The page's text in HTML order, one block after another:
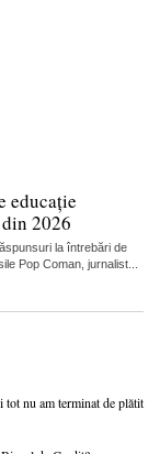
educație
2026
la întrebări de
Pop Coman, jurnalist...
nu am terminat de plătit